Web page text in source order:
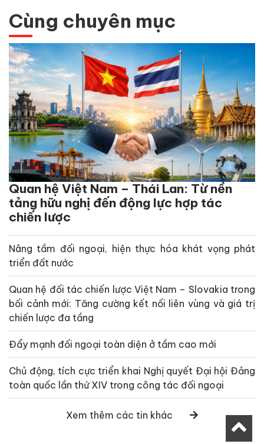
Cùng chuyên mục
Quan hệ Việt Nam – Thái Lan: Từ nền
tảng hữu nghị đến động lực hợp tác
chiến lược
Nâng tầm đối ngoại, hiện thực hóa khát vọng phát
triển đất nước
Quan hệ đối tác chiến lược Việt Nam – Slovakia trong
bối cảnh mới: Tăng cường kết nối liên vùng và giá trị
chiến lược đa tầng
Đẩy mạnh đối ngoại toàn diện ở tầm cao mới
Chủ động, tích cực triển khai Nghị quyết Đại hội Đảng
toàn quốc lần thứ XIV trong công tác đối ngoại
Xem thêm các tin khác